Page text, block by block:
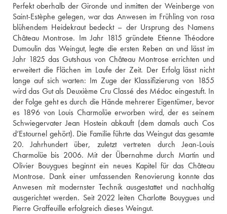
Perfekt oberhalb der Gironde und inmitten der Weinberge von
Saint-Estèphe gelegen, war das Anwesen im Frühling von rosa
blühendem Heidekraut bedeckt – der Ursprung des Namens
Château Montrose. Im Jahr 1815 gründete Etienne Théodore
Dumoulin das Weingut, legte die ersten Reben an und lässt im
Jahr 1825 das Gutshaus von Château Montrose errichten und
erweitert die Flächen im Laufe der Zeit. Der Erfolg lässt nicht
lange auf sich warten: Im Zuge der Klassifizierung von 1855
wird das Gut als Deuxième Cru Classé des Médoc eingestuft. In
der Folge geht es durch die Hände mehrerer Eigentümer, bevor
es 1896 von Louis Charmolüe erworben wird, der es seinem
Schwiegervater Jean Hostein abkauft (dem damals auch Cos
d‘Estournel gehört). Die Familie führte das Weingut das gesamte
20. Jahrhundert über, zuletzt vertreten durch Jean-Louis
Charmolüe bis 2006. Mit der Übernahme durch Martin und
Olivier Bouygues beginnt ein neues Kapitel für das Château
Montrose. Dank einer umfassenden Renovierung konnte das
Anwesen mit modernster Technik ausgestattet und nachhaltig
ausgerichtet werden. Seit 2022 leiten Charlotte Bouygues und
Pierre Graffeuille erfolgreich dieses Weingut.